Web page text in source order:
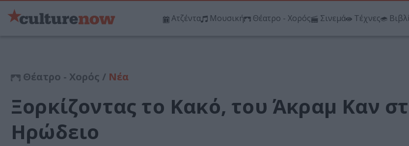
Ατζέντα Μουσική Θέατρο - Χορός Σινεμά Τέχνες
Θέατρο - Χορός / Νέα
Ξορκίζοντας το Κακό, του Άκραμ Καν
Ηρώδειο